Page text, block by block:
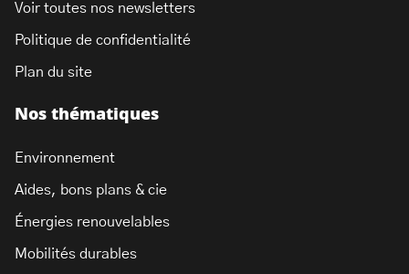
Nos thématiques
Environnement
Aides, bons plans & cie
Énergies renouvelables
Mobilités durables
Voir toutes nos newsletters
Politique de confidentialité
Plan du site